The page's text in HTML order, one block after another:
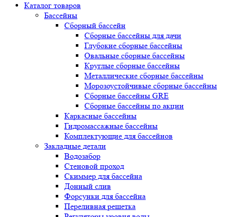
Каталог товаров
Бассейны
Сборный бассейн
Сборные бассейны для дачи
Глубокие сборные бассейны
Овальные сборные бассейны
Круглые сборные бассейны
Металлические сборные бассейны
Морозоустойчивые сборные бассейны
Сборные бассейны GRE
Сборные бассейны по акции
Каркасные бассейны
Гидромассажные бассейны
Комплектующие для бассейнов
Закладные детали
Водозабор
Стеновой проход
Скиммер для бассейна
Донный слив
Форсунки для бассейна
Переливная решетка